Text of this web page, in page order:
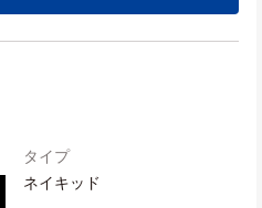
タイプ
ネイキッド